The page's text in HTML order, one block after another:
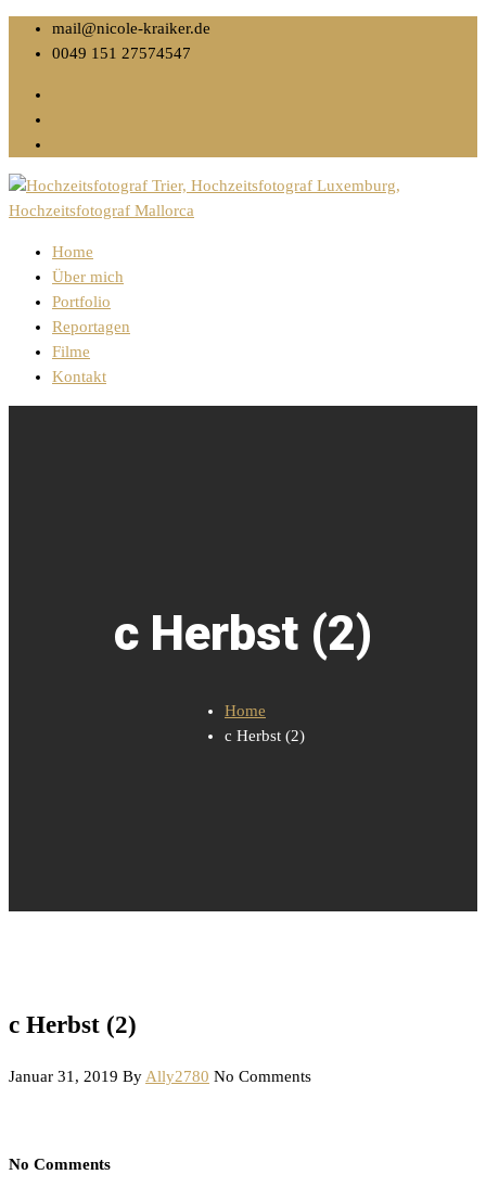
mail@nicole-kraiker.de
0049 151 27574547
Home
Über mich
Portfolio
Reportagen
Filme
Kontakt
c Herbst (2)
Home
c Herbst (2)
c Herbst (2)
Januar 31, 2019 By Ally2780 No Comments
No Comments